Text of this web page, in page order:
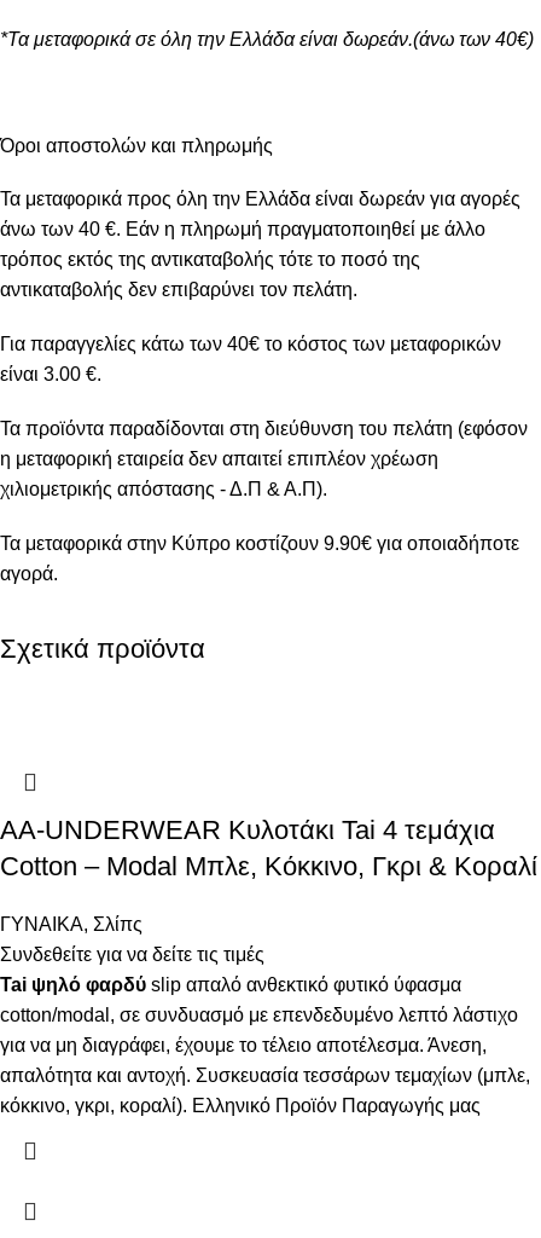
*Τα μεταφορικά σε όλη την Ελλάδα είναι δωρεάν.(άνω των 40€)
Όροι αποστολών και πληρωμής
Τα μεταφορικά προς όλη την Ελλάδα είναι δωρεάν για αγορές
άνω των 40 €. Εάν η πληρωμή πραγματοποιηθεί με άλλο
τρόπος εκτός της αντικαταβολής τότε το ποσό της
αντικαταβολής δεν επιβαρύνει τον πελάτη.
Για παραγγελίες κάτω των 40€ το κόστος των μεταφορικών
είναι 3.00 €.
Τα προϊόντα παραδίδονται στη διεύθυνση του πελάτη (εφόσον
η μεταφορική εταιρεία δεν απαιτεί επιπλέον χρέωση
χιλιομετρικής απόστασης - Δ.Π & Α.Π).
Τα μεταφορικά στην Κύπρο κοστίζουν 9.90€ για οποιαδήποτε
αγορά.
Σχετικά προϊόντα
AA-UNDERWEAR Κυλοτάκι Tai 4 τεμάχια
Cotton – Modal Μπλε, Κόκκινο, Γκρι & Κοραλί
ΓΥΝΑΙΚΑ, Σλίπς
Συνδεθείτε για να δείτε τις τιμές
Tai ψηλό φαρδύ slip απαλό ανθεκτικό φυτικό ύφασμα
cotton/modal, σε συνδυασμό με επενδεδυμένο λεπτό λάστιχο
για να μη διαγράφει, έχουμε το τέλειο αποτέλεσμα. Άνεση,
απαλότητα και αντοχή. Συσκευασία τεσσάρων τεμαχίων (μπλε,
κόκκινο, γκρι, κοραλί). Ελληνικό Προϊόν Παραγωγής μας